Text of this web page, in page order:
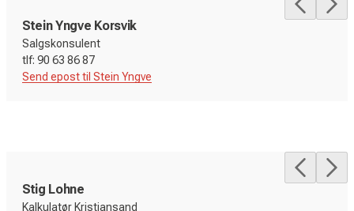
Stein Yngve Korsvik
Salgskonsulent
Send epost til Stein Yngve
Stig Lohne
Kalkulatør Kristiansand